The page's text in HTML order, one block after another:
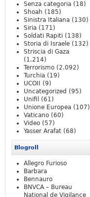
Senza categoria (18)
Shoah (185)
Sinistra Italiana (130)
Siria (171)
Soldati Rapiti (138)
Storia di Israele (132)
Striscia di Gaza
(1.214)
Terrorismo (2.092)
Turchia (19)
UCOII
(9)
Uncategorized (95)
Unifil
(61)
Unione Europea (107)
Vaticano (60)
Video (57)
Yasser Arafat (68)
Blogroll
Allegro Furioso
Barbara
Bennauro
BNVCA – Bureau
National de Vigilance